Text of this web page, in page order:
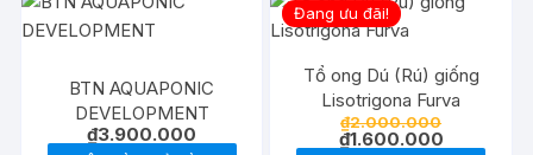
BTN AQUAPONIC
DEVELOPMENT
₫3.900.000
Đang ưu đãi!
Tổ ong Dú (Rú) giống
Lisotrigona Furva
₫2.000.000Giá
gốc
₫1.600.000Giá